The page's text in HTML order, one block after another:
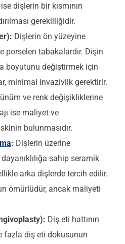
dişlerin bir kısmının
gerekliliğidir.
Dişlerin ön yüzeyine
porselen tabakalardır. Dişin
boyutunu değiştirmek için
minimal invazivlik gerektirir.
ve renk değişikliklerine
ise maliyet ve
bulunmasıdır.
: Dişlerin üzerine
sahip seramik
arka dişlerde tercih edilir.
ömürlüdür, ancak maliyeti
Diş eti hattının
fazla diş eti dokusunun